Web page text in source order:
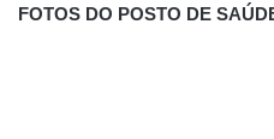
FOTOS DO POSTO DE